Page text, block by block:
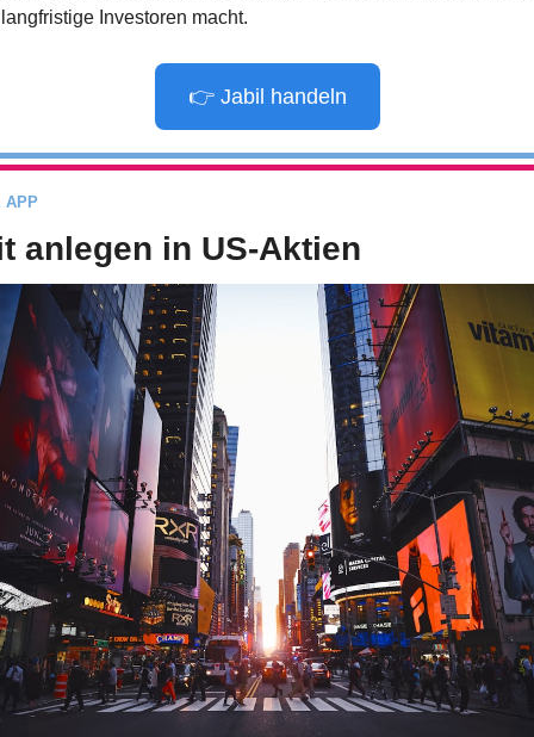
Investoren macht.
👉 Jabil handeln
APP
anlegen in US-Aktien